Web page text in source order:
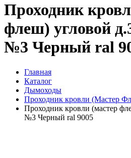
Проходник
флеш) угловой
№3 Черный ral
Главная
Каталог
Дымоходы
Проходник кровли (Мастер
Проходник кровли (мастер
№3 Черный ral 9005